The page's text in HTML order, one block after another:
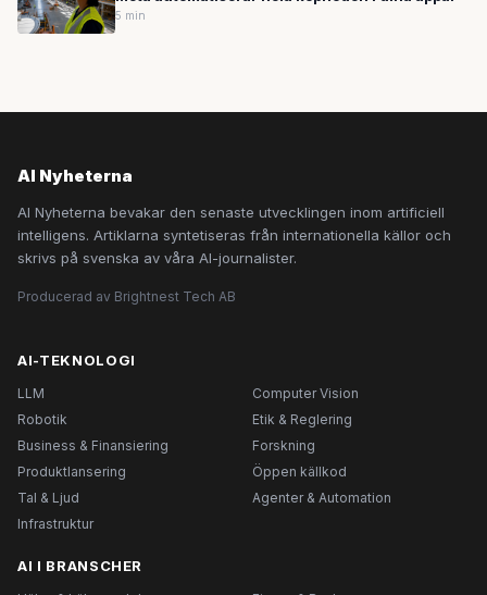
5 min
AI Nyheterna
AI Nyheterna bevakar den senaste utvecklingen inom artificiell
intelligens. Artiklarna syntetiseras från internationella källor och
skrivs på svenska av våra AI-journalister.
Producerad av Brightnest Tech AB
AI-TEKNOLOGI
LLM
Computer Vision
Robotik
Etik & Reglering
Business & Finansiering
Forskning
Produktlansering
Öppen källkod
Tal & Ljud
Agenter & Automation
Infrastruktur
AI I BRANSCHER